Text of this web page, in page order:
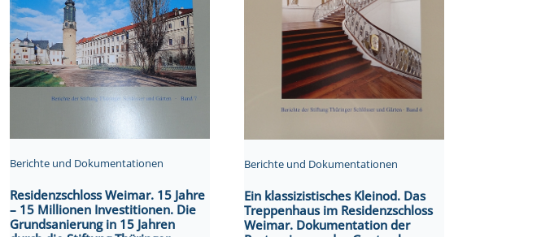
Berichte und Dokumentationen
Residenzschloss Weimar. 15 Jahre
– 15 Millionen Investitionen. Die
Grundsanierung in 15 Jahren
Berichte und Dokumentationen
Ein klassizistisches Kleinod. Das
Treppenhaus im Residenzschloss
Weimar. Dokumentation der